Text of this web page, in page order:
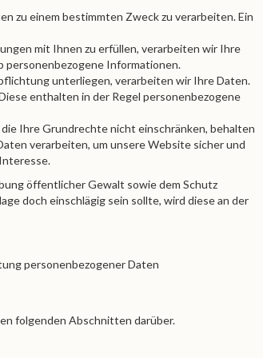
zu einem bestimmten Zweck zu verarbeiten. Ein
mit Ihnen zu erfüllen, verarbeiten wir Ihre
personenbezogene Informationen.
unterliegen, verarbeiten wir Ihre Daten.
enthalten in der Regel personenbezogene
Ihre Grundrechte nicht einschränken, behalten
verarbeiten, um unsere Website sicher und
öffentlicher Gewalt sowie dem Schutz
doch einschlägig sein sollte, wird diese an der
personenbezogener Daten
folgenden Abschnitten darüber.